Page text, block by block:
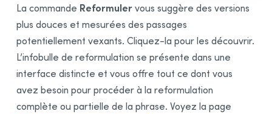
La commande Reformulervous suggère des versions
plus douces et mesurées des passages
potentiellement vexants. Cliquez-la pour les découvrir.
L’infobulle de reformulation se présente dans une
interface distincte et vous offre tout ce dont vous
avez besoin pour procéder à la reformulation
complète ou partielle de la phrase. Voyez la page